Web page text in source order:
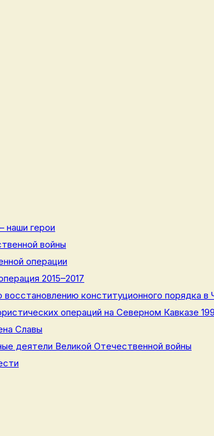
наши герои
войны
операции
2015–2017
восстановлению конституционного порядка в
операций на Северном Кавказе
Славы
деятели Великой Отечественной войны